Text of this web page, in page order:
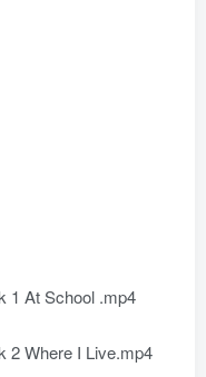
1 At School .mp4
2 Where I Live.mp4